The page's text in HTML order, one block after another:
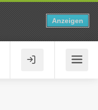
Anzeigen